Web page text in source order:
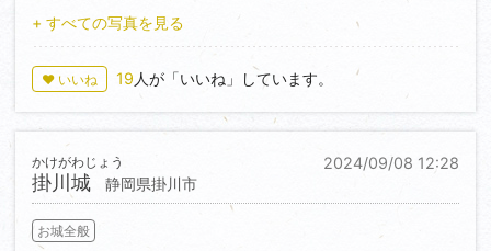
それでは次は竪堀群へと向かいます。 続く
落城します。
2年前行った時は本丸探訪に留まってしまいました
が、今回は西の丸、二の丸も探訪。
本丸には枡形虎口が設けられ、土塁も残っています。
昭和時代にもともと模擬天守が建っていたそうで、そ
の天守台も残っていました。その行方はというと、第
二次世界大戦で標的になることを避け、取り壊された
そうですが、詳しいことはわかっていません。
二の丸には大きな堀切とそれを跨いで長ーい横堀があ
+ すべての写真を見る
♥ いいね 19 人が「いいね」しています。
2024/09/08 12:28
掛川城
かけがわじょう
静岡県掛川市
お城全般